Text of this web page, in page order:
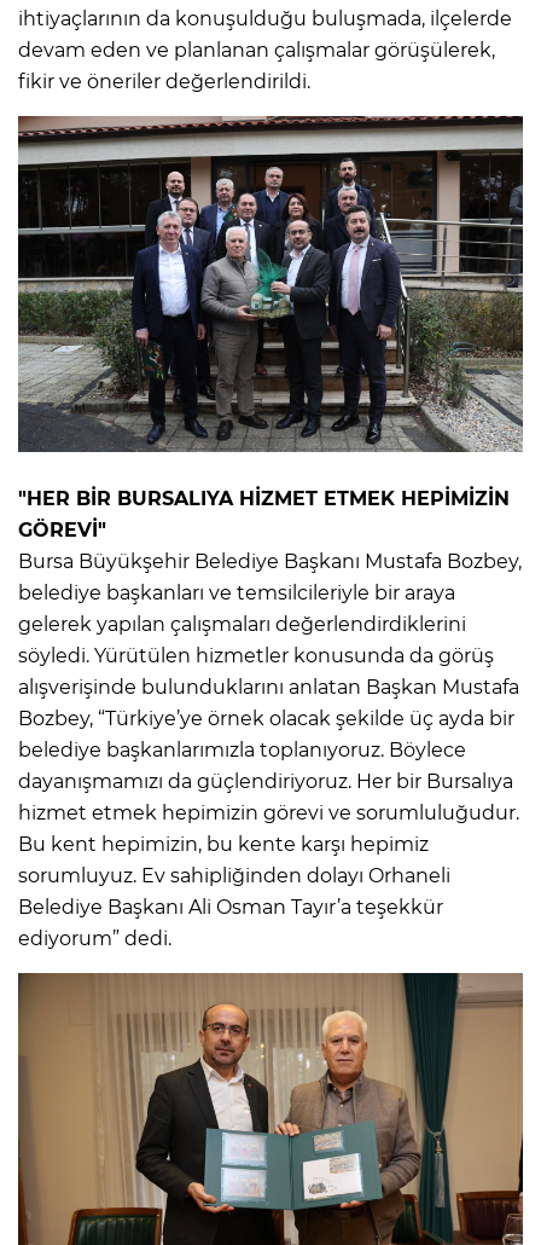
ihtiyaçlarının da konuşulduğu buluşmada, ilçelerde
devam eden ve planlanan çalışmalar görüşülerek,
fikir ve öneriler değerlendirildi.
"HER BİR BURSALIYA HİZMET ETMEK HEPİMİZİN
GÖREVİ"
Bursa Büyükşehir Belediye Başkanı Mustafa Bozbey,
belediye başkanları ve temsilcileriyle bir araya
gelerek yapılan çalışmaları değerlendirdiklerini
söyledi. Yürütülen hizmetler konusunda da görüş
alışverişinde bulunduklarını anlatan Başkan Mustafa
Bozbey, “Türkiye’ye örnek olacak şekilde üç ayda bir
belediye başkanlarımızla toplanıyoruz. Böylece
dayanışmamızı da güçlendiriyoruz. Her bir Bursalıya
hizmet etmek hepimizin görevi ve sorumluluğudur.
Bu kent hepimizin, bu kente karşı hepimiz
sorumluyuz. Ev sahipliğinden dolayı Orhaneli
Belediye Başkanı Ali Osman Tayır’a teşekkür
ediyorum” dedi.